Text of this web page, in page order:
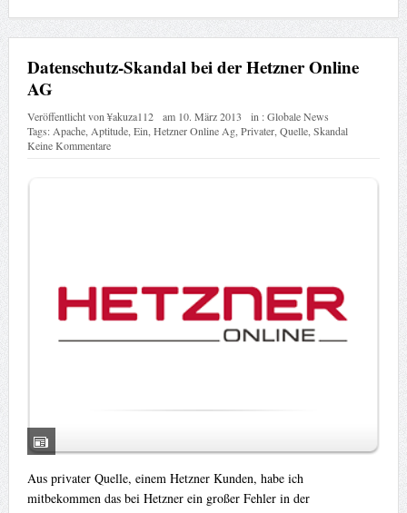
Datenschutz-Skandal bei der Hetzner Online
AG
Veröffentlicht von¥akuza112 am 10. März 2013 in :Globale News
Tags:Apache,Aptitude,Ein,Hetzner Online Ag,Privater,Quelle,Skandal
Keine Kommentare
Aus privater Quelle, einem Hetzner Kunden, habe ich
mitbekommen das bei Hetzner ein großer Fehler in der